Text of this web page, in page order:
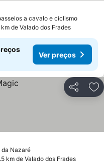
a cavalo e ciclismo
de Valado dos Frades
Ver preços
Partilhar
Nazaré
km de Valado dos Frades